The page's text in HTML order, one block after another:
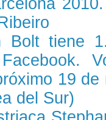
Bolt tiene
19 de
del Sur)